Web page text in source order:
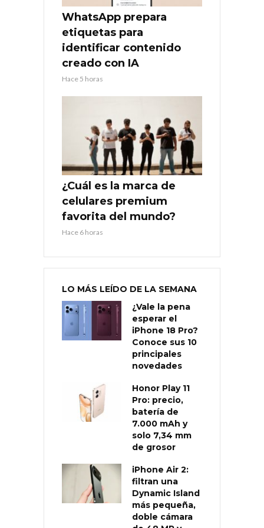
WhatsApp prepara
etiquetas para
identificar contenido
creado con IA
Hace 5 horas
¿Cuál es la marca de
celulares premium
favorita del mundo?
Hace 6 horas
LO MÁS LEÍDO DE LA SEMANA
¿Vale la pena
esperar el
iPhone 18 Pro?
Conoce sus 10
principales
novedades
Honor Play 11
Pro: precio,
batería de
7.000 mAh y
solo 7,34 mm
de grosor
iPhone Air 2:
filtran una
Dynamic Island
más pequeña,
doble cámara